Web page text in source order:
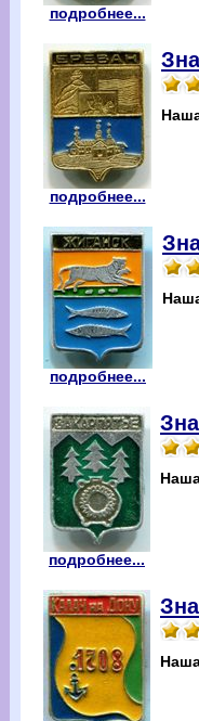
подробнее...
подробнее...
подробнее...
подробнее...